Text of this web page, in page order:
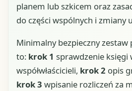
planem lub szkicem oraz
do części wspólnych i zmiany
Minimalny bezpieczny
to: krok 1 sprawdzenie księgi
współwłaścicieli, krok 2 opis
krok 3 wpisanie rozliczeń za